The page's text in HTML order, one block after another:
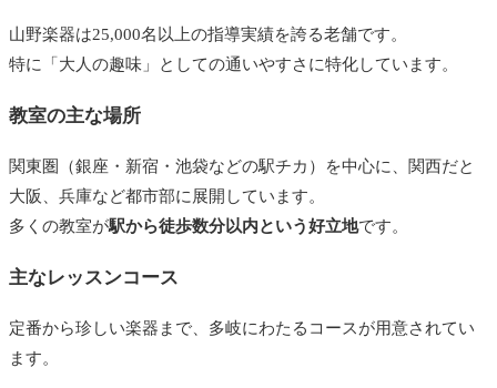
山野楽器は25,000名以上の指導実績を誇る老舗です。
特に「大人の趣味」としての通いやすさに特化しています。
教室の主な場所
関東圏（銀座・新宿・池袋などの駅チカ）を中心に、関西だと
大阪、兵庫など都市部に展開しています。
多くの教室が駅から徒歩数分以内という好立地です。
主なレッスンコース
定番から珍しい楽器まで、多岐にわたるコースが用意されてい
ます。